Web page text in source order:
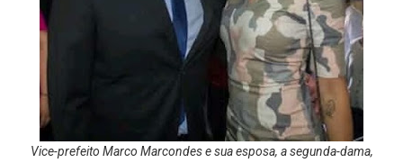
Vice-prefeito Marco Marcondes e sua esposa, a segunda-dama,